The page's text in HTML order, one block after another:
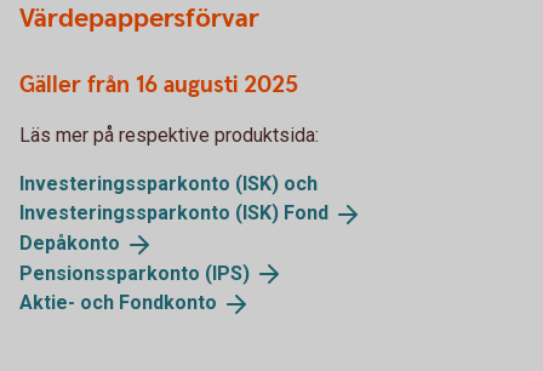
Värdepappersförvar
Gäller från 16 augusti 2025
Läs mer på respektive produktsida:
Investeringssparkonto (ISK) och
Investeringssparkonto (ISK) Fond
Depåkonto
Pensionssparkonto (IPS)
Aktie- och Fondkonto